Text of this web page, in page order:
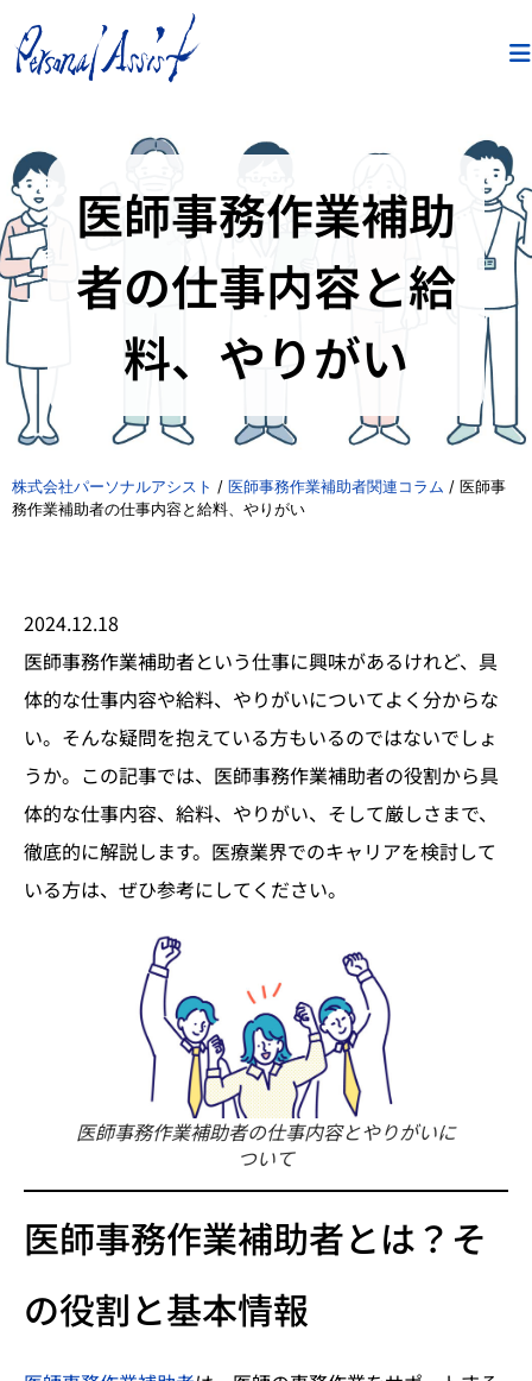
医師事務作業補助
者の仕事内容と給
料、やりがい
株式会社パーソナルアシスト / 医師事務作業補助者関連コラム / 医師事
務作業補助者の仕事内容と給料、やりがい
2024.12.18
医師事務作業補助者という仕事に興味があるけれど、具
体的な仕事内容や給料、やりがいについてよく分からな
い。そんな疑問を抱えている方もいるのではないでしょ
うか。この記事では、医師事務作業補助者の役割から具
体的な仕事内容、給料、やりがい、そして厳しさまで、
徹底的に解説します。医療業界でのキャリアを検討して
いる方は、ぜひ参考にしてください。
医師事務作業補助者の仕事内容とやりがいに
ついて
医師事務作業補助者とは？そ
の役割と基本情報